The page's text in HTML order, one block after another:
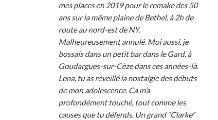
mes places en 2019 pour le remake des 50
ans sur la même plaine de Bethel, à 2h de
route au nord-est de NY.
Malheureusement annulé. Moi aussi, je
bossais dans un petit bar dans le Gard, à
Goudargues-sur-Cèze dans ces années-là.
Lena, tu as réveillé la nostalgie des débuts
de mon adolescence. Ca m’a
profondément touché, tout comme les
causes que tu défends. Un grand “Clarke”